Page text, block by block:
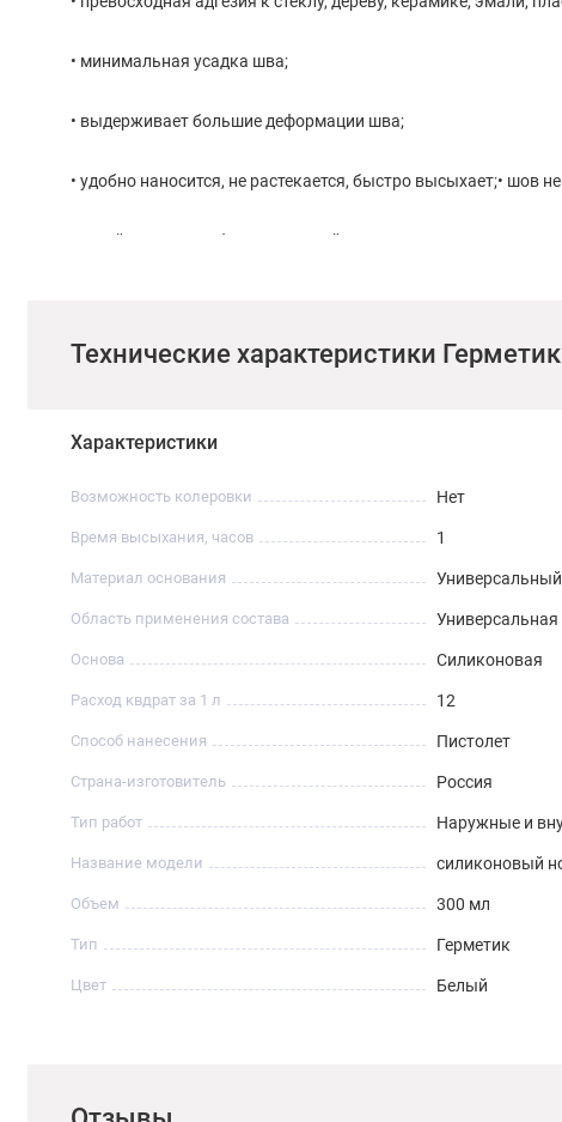
• минимальная усадка шва;
• выдерживает большие деформации шва;
• удобно наносится, не растекается, быстро высыхает;• шов
• устойчив к атмосферным воздействиям и UV лучам;
• высокая эластичность после затвердения.
Поверхности должны быть сухими, чистыми и
до +40°С при помощи пневматического или ручного пистолета.
Технические характеристики
Характеристики
Возможность колеровки Нет
Время высыхания, часов 1
Материал основания Универсальный
Область применения состава Универсальная
Основа Силиконовая
Расход квдрат за 1 л 12
Способ нанесения Пистолет
Страна-изготовитель Россия
Тип работ Наружные и
Название модели силиконовый
Объем 300 мл
Тип Герметик
Цвет Белый